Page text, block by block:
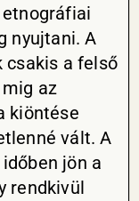
nyujtani. A
csakis a felső
az
kiöntése
vált. A
jön a
rendkivül